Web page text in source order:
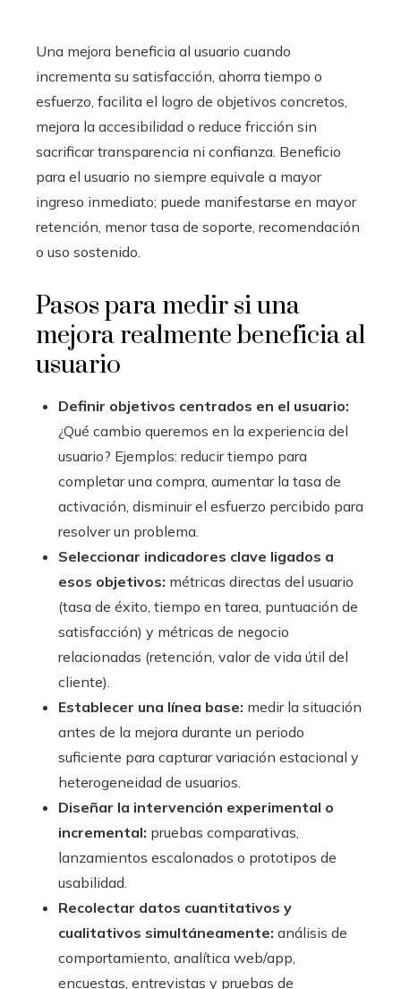
Una mejora beneficia al usuario cuando
incrementa su satisfacción, ahorra tiempo o
esfuerzo, facilita el logro de objetivos concretos,
mejora la accesibilidad o reduce fricción sin
sacrificar transparencia ni confianza. Beneficio
para el usuario no siempre equivale a mayor
ingreso inmediato; puede manifestarse en mayor
retención, menor tasa de soporte, recomendación
o uso sostenido.
Pasos para medir si una
mejora realmente beneficia al
usuario
Definir objetivos centrados en el usuario:
¿Qué cambio queremos en la experiencia del
usuario? Ejemplos: reducir tiempo para
completar una compra, aumentar la tasa de
activación, disminuir el esfuerzo percibido para
resolver un problema.
Seleccionar indicadores clave ligados a
esos objetivos: métricas directas del usuario
(tasa de éxito, tiempo en tarea, puntuación de
satisfacción) y métricas de negocio
relacionadas (retención, valor de vida útil del
cliente).
Establecer una línea base: medir la situación
antes de la mejora durante un periodo
suficiente para capturar variación estacional y
heterogeneidad de usuarios.
Diseñar la intervención experimental o
incremental: pruebas comparativas,
lanzamientos escalonados o prototipos de
usabilidad.
Recolectar datos cuantitativos y
cualitativos simultáneamente: análisis de
comportamiento, analítica web/app,
encuestas, entrevistas y pruebas de